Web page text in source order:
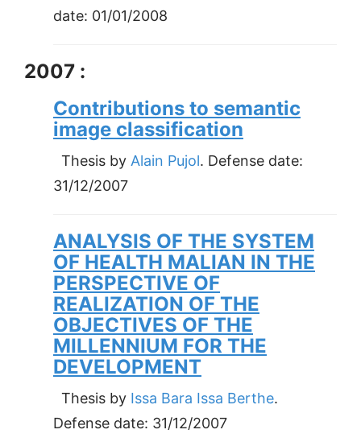
date: 01/01/2008
2007 :
Contributions to semantic
image classification
Thesis by Alain Pujol. Defense date:
31/12/2007
ANALYSIS OF THE SYSTEM
OF HEALTH MALIAN IN THE
PERSPECTIVE OF
REALIZATION OF THE
OBJECTIVES OF THE
MILLENNIUM FOR THE
DEVELOPMENT
Thesis by Issa Bara Issa Berthe.
Defense date: 31/12/2007